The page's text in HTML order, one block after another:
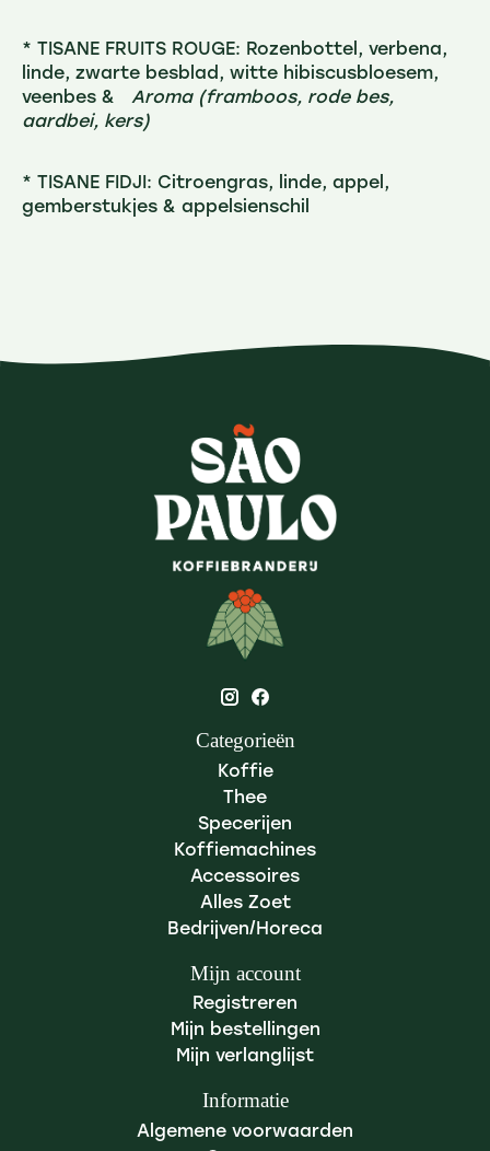
* TISANE FRUITS ROUGE: Rozenbottel, verbena,
linde, zwarte besblad, witte hibiscusbloesem,
veenbes &
Aroma (framboos, rode bes,
aardbei, kers)
* TISANE FIDJI: Citroengras, linde, appel,
gemberstukjes & appelsienschil
Categorieën
Koffie
Thee
Specerijen
Koffiemachines
Accessoires
Alles Zoet
Bedrijven/Horeca
Mijn account
Registreren
Mijn bestellingen
Mijn verlanglijst
Informatie
Algemene voorwaarden